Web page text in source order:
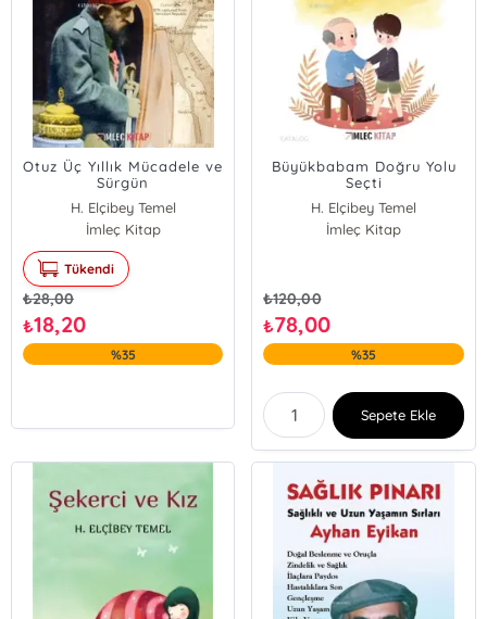
Otuz Üç Yıllık Mücadele ve
Sürgün
H. Elçibey Temel
İmleç Kitap
Tükendi
₺28,00
₺18,20
%35
Büyükbabam Doğru Yolu
Seçti
H. Elçibey Temel
İmleç Kitap
₺120,00
₺78,00
%35
Sepete Ekle